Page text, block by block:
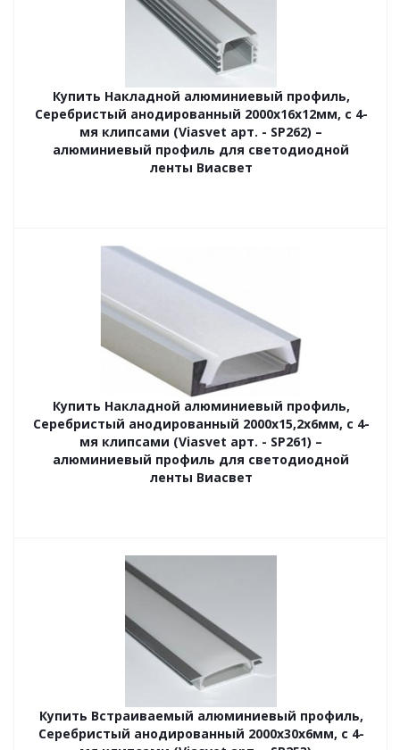
Купить Накладной алюминиевый профиль,
Серебристый анодированный 2000х16х12мм, с 4-
мя клипсами (Viasvet арт. - SP262) –
алюминиевый профиль для светодиодной
ленты Виасвет
Купить Накладной алюминиевый профиль,
Серебристый анодированный 2000х15,2х6мм, с 4-
мя клипсами (Viasvet арт. - SP261) –
алюминиевый профиль для светодиодной
ленты Виасвет
Купить Встраиваемый алюминиевый профиль,
Серебристый анодированный 2000х30х6мм, с 4-